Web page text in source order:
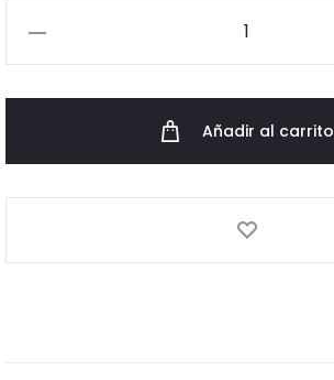
Vestido MIKAELA NUDE cantidad
Añadir al carrito